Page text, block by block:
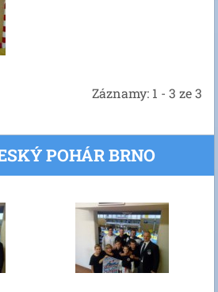
Záznamy: 1 - 3 ze 3
POHÁR BRNO